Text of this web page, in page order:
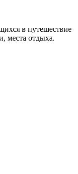
в путешествие
места отдыха.